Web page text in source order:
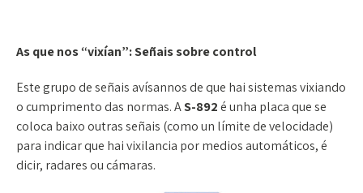
As que nos “vixían”: Señais sobre control
Este grupo de señais avísannos de que hai sistemas vixiando
o cumprimento das normas. AS-892é unha placa que se
coloca baixo outras señais (como un límite de velocidade)
para indicar que hai vixilancia por medios automáticos, é
dicir, radares ou cámaras.